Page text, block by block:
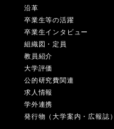
沿革
卒業生等の活躍
卒業生インタビュー
組織図・定員
教員紹介
大学評価
公的研究費関連
求人情報
学外連携
発行物（大学案内・広報誌）